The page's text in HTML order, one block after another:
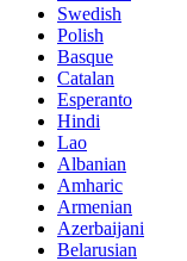
Swedish
Polish
Basque
Catalan
Esperanto
Hindi
Lao
Albanian
Amharic
Armenian
Azerbaijani
Belarusian